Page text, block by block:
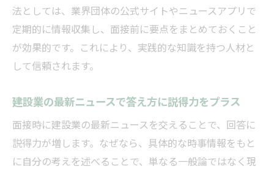
法としては、業界団体の公式サイトやニュースアプリで
定期的に情報収集し、面接前に要点をまとめておくこと
が効果的です。これにより、実践的な知識を持つ人材と
して信頼されます。
建設業の最新ニュースで答え方に説得力をプラス
面接時に建設業の最新ニュースを交えることで、回答に
説得力が増します。なぜなら、具体的な時事情報をもと
に自分の考えを述べることで、単なる一般論ではなく現